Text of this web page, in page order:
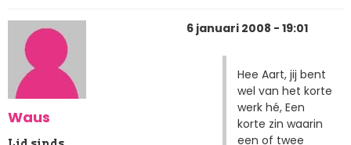
Waus
6 januari 2008 - 19:01
Hee Aart, jij bent
wel van het korte
werk hé, Een
korte zin waarin
een of twee